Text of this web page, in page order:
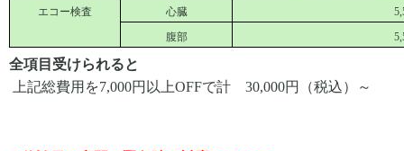
エコー検査 心臓
腹部
全項目受けられると
上記総費用を7,000円以上OFFで計 30,000円（税込）～